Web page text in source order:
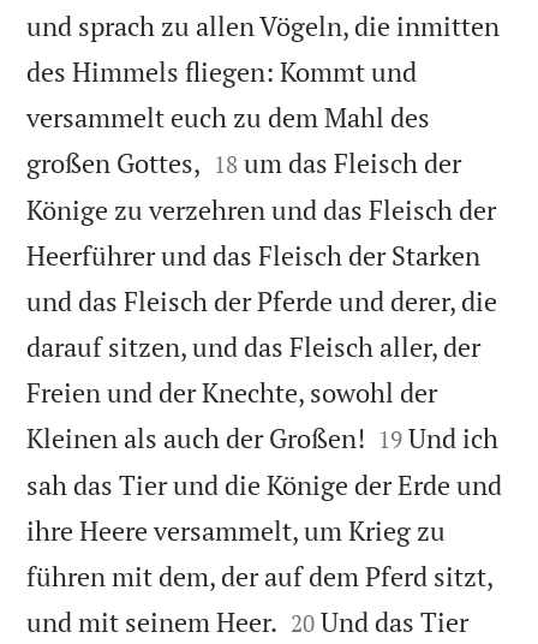
und sprach zu allen Vögeln, die inmitten
des Himmels fliegen: Kommt und
versammelt euch zu dem Mahl des
großen Gottes, 

18 um das Fleisch der
Könige zu verzehren und das Fleisch der
Heerführer und das Fleisch der Starken
und das Fleisch der Pferde und derer, die
darauf sitzen, und das Fleisch aller, der
Freien und der Knechte, sowohl der
Kleinen als auch der Großen! 

19 Und ich
sah das Tier und die Könige der Erde und
ihre Heere versammelt, um Krieg zu
führen mit dem, der auf dem Pferd sitzt,
und mit seinem Heer. 

20 Und das Tier